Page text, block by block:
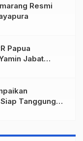
Resmi
Papua
Jabat
Papua
Tanggung
MBG di